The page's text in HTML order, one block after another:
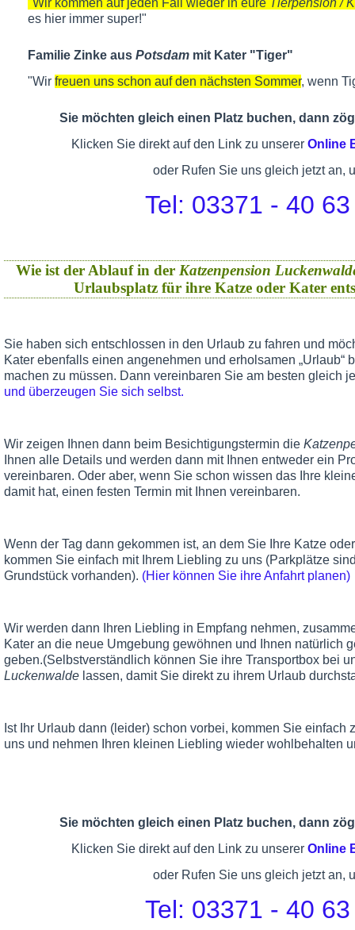
"Wir kommen auf jeden Fall wieder in eure Tierpension /
es hier immer super!"
Familie Zinke aus Potsdam mit Kater "Tiger"
"Wir freuen uns schon auf den nächsten Sommer, wenn
Sie möchten gleich einen Platz buchen, dann
Klicken Sie direkt auf den Link zu unserer Online
oder Rufen Sie uns gleich jetzt an,
Tel: 03371 - 40
Wie ist der Ablauf in der Katzenpension
Urlaubsplatz für ihre Katze oder Kater
Sie haben sich entschlossen in den Urlaub zu fahren und
Kater ebenfalls einen angenehmen und erholsamen „Urlaub“
machen zu müssen. Dann vereinbaren Sie am besten gleich
und überzeugen Sie sich selbst.
Wir zeigen Ihnen dann beim Besichtigungstermin die
Ihnen alle Details und werden dann mit Ihnen entweder ein
vereinbaren. Oder aber, wenn Sie schon wissen das Ihre
damit hat, einen festen Termin mit Ihnen vereinbaren.
Wenn der Tag dann gekommen ist, an dem Sie Ihre Katze
kommen Sie einfach mit Ihrem Liebling zu uns (Parkplätze
Grundstück vorhanden). (Hier können Sie ihre Anfahrt planen)
Wir werden dann Ihren Liebling in Empfang nehmen,
Kater an die neue Umgebung gewöhnen und Ihnen natürlich
geben.(Selbstverständlich können Sie ihre Transportbox bei
Luckenwalde lassen, damit Sie direkt zu ihrem Urlaub
Ist Ihr Urlaub dann (leider) schon vorbei, kommen Sie einfach
uns und nehmen Ihren kleinen Liebling wieder wohlbehalten
Sie möchten gleich einen Platz buchen, dann
Klicken Sie direkt auf den Link zu unserer Online
oder Rufen Sie uns gleich jetzt an,
Tel: 03371 - 40